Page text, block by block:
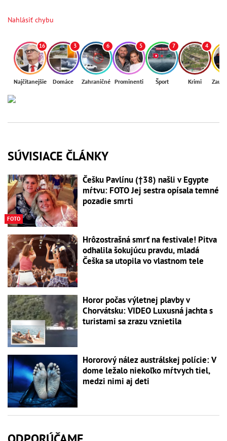
Nahlásiť chybu
16
Najčítanejšie
3
Domáce
6
Zahraničné
5
Prominenti
7
Šport
4
Krimi
SÚVISIACE ČLÁNKY
FOTO
Češku Pavlínu (†38) našli v Egypte
mŕtvu: FOTO Jej sestra opísala temné
pozadie smrti
Hrôzostrašná smrť na festivale! Pitva
odhalila šokujúcu pravdu, mladá
Češka sa utopila vo vlastnom tele
Horor počas výletnej plavby v
Chorvátsku: VIDEO Luxusná jachta s
turistami sa zrazu vznietila
Hororový nález austrálskej polície: V
dome ležalo niekoľko mŕtvych tiel,
medzi nimi aj deti